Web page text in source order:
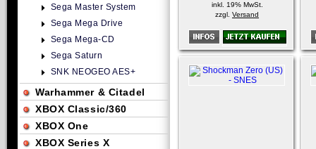
inkl. 19% MwSt.
zzgl. Versand
Sega Master System
Sega Mega Drive
Sega Mega-CD
Sega Saturn
SNK NEOGEO AES+
Warhammer & Citadel
XBOX Classic/360
XBOX One
XBOX Series X